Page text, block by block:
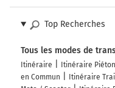
Top Recherches
Tous les modes de
Itinéraire Itinéraire Piéton
en Commun
Itinéraire